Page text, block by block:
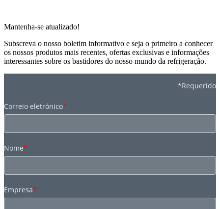
Mantenha-se atualizado!
Subscreva o nosso boletim informativo e seja o primeiro a conhecer
os nossos produtos mais recentes, ofertas exclusivas e informações
interessantes sobre os bastidores do nosso mundo da refrigeração.
*Requerido
Correio eletrónico*
Nome*
Empresa*